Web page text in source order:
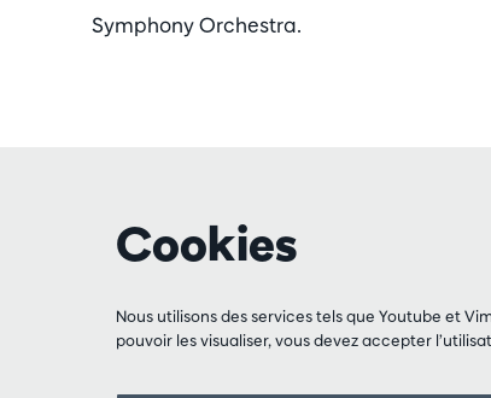
Symphony Orchestra.
Cookies
Nous utilisons des services tels que Youtube et
pouvoir les visualiser, vous devez accepter